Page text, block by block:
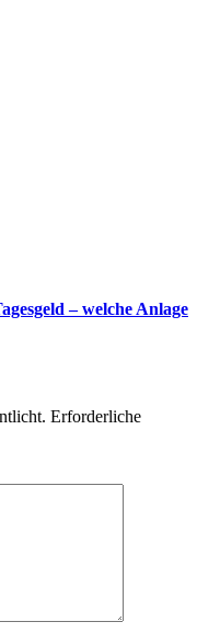
– welche Anlage
Erforderliche